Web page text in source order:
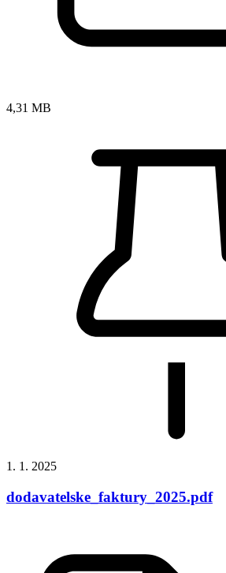
4,31 MB
1. 1. 2025
dodavatelske_faktury_2025.pdf